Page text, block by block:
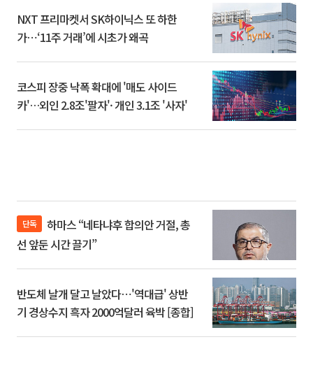
NXT 프리마켓서 SK하이닉스 또 하한
가⋯‘11주 거래’에 시초가 왜곡
코스피 장중 낙폭 확대에 '매도 사이드
카'…외인 2.8조'팔자'· 개인 3.1조 '사자'
단독
선 앞둔 시간 끌기”
반도체 날개 달고 날았다⋯'역대급' 상반
기 경상수지 흑자 2000억달러 육박 [종합]